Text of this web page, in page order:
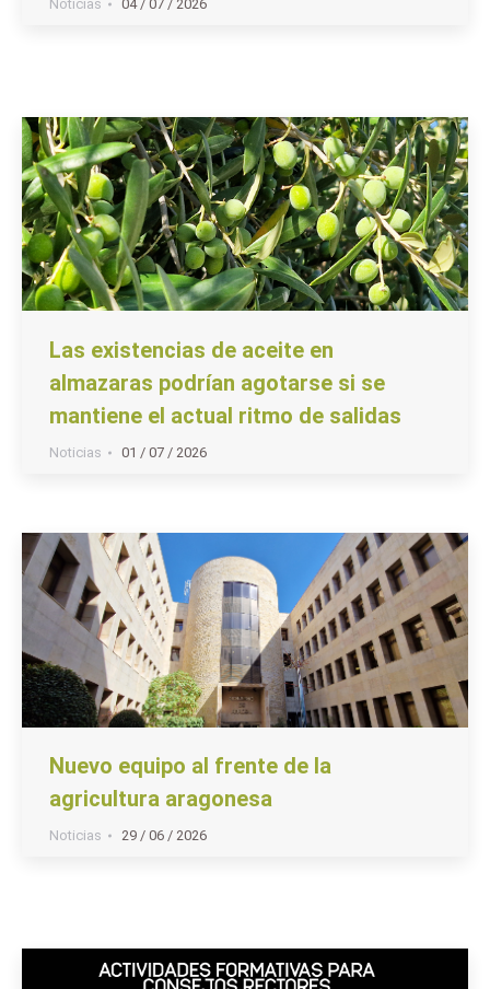
Noticias 04 / 07 / 2026
Las existencias de aceite en
almazaras podrían agotarse si se
mantiene el actual ritmo de salidas
Noticias 01 / 07 / 2026
Nuevo equipo al frente de la
agricultura aragonesa
Noticias 29 / 06 / 2026